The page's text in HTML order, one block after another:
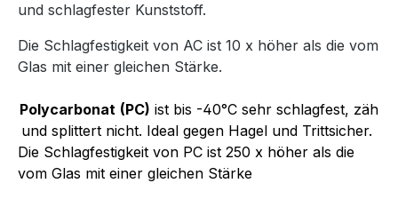
und schlagfester Kunststoff.
Die Schlagfestigkeit von AC ist 10 x höher als die vom
Glas mit einer gleichen Stärke.
Polycarbonat (PC) ist bis -40°C sehr schlagfest, zäh
und splittert nicht. Ideal gegen Hagel und Trittsicher.
Die Schlagfestigkeit von PC ist 250 x höher als die
vom Glas mit einer gleichen Stärke